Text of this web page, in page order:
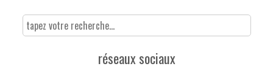
réseaux sociaux